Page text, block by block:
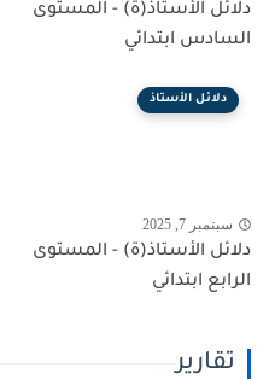
دلائل الأستاذ(ة) - المستوى
السادس ابتدائي
دلائل الأستاذ
سبتمبر 7, 2025
دلائل الأستاذ(ة) - المستوى
الرابع ابتدائي
تقارير